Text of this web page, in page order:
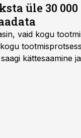
üle 30
vaid kogu
kättesaamine